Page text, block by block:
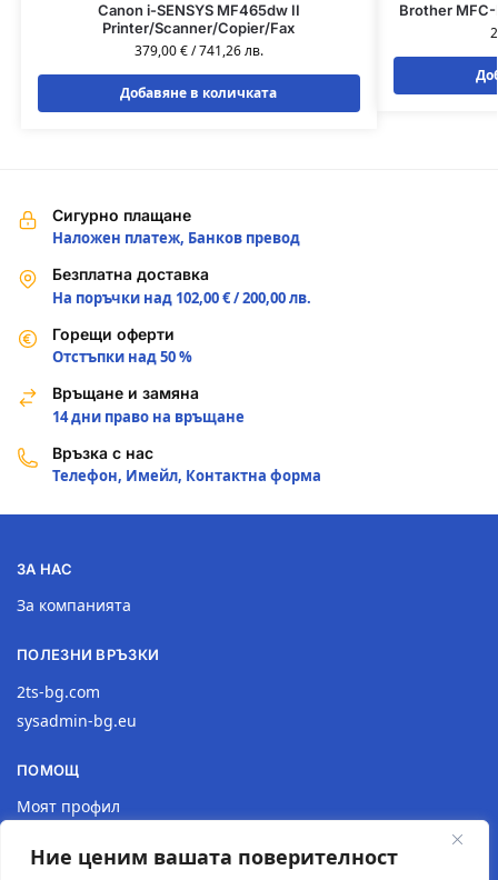
Ние ценим вашата поверителност
Canon i-SENSYS MF465dw II
Printer/Scanner/Copier/Fax
379,00€/741,26лв.
Добавяне в количката
Brother
Сигурно плащане
Наложен платеж, Банков превод
Безплатна доставка
На поръчки над 102,00 € / 200,00 лв.
Горещи оферти
Отстъпки над 50 %
Връщане и замяна
14 дни право на връщане
Връзка с нас
Телефон, Имейл, Контактна форма
ЗА НАС
За компанията
ПОЛЕЗНИ ВРЪЗКИ
2ts-bg.com
sysadmin-bg.eu
ПОМОЩ
Моят профил
Връщане на продукт